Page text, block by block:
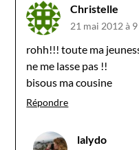
Christelle
21 mai 2012 à
rohh!!! toute ma
ne me lasse pas !!
bisous ma cousine
Répondre
lalydo